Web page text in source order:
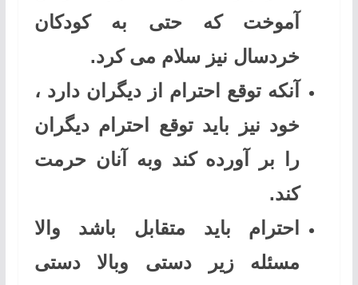
آموخت که حتی به کودکان
خردسال نیز سلام می کرد.
آنکه توقع احترام از دیگران دارد ،
خود نیز باید توقع احترام دیگران
را بر آورده کند وبه آنان حرمت
کند.
احترام باید متقابل باشد والا
مسئله زیر دستی وبالا دستی